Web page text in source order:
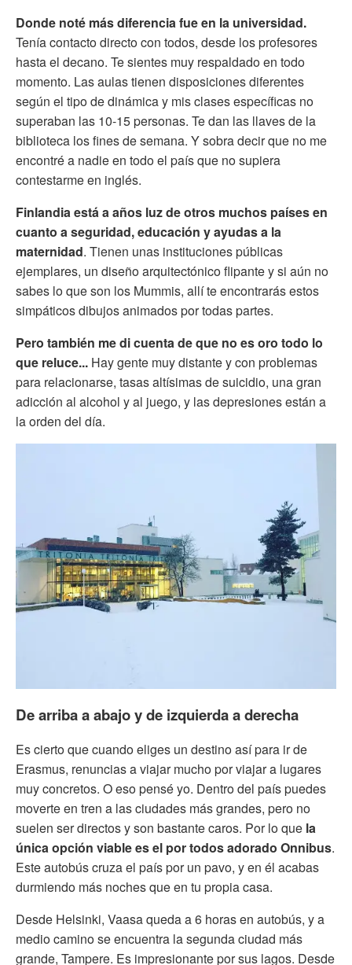
Donde noté más diferencia fue en la universidad.
Tenía contacto directo con todos, desde los profesores
hasta el decano. Te sientes muy respaldado en todo
momento. Las aulas tienen disposiciones diferentes
según el tipo de dinámica y mis clases específicas no
superaban las 10-15 personas. Te dan las llaves de la
biblioteca los fines de semana. Y sobra decir que no me
encontré a nadie en todo el país que no supiera
contestarme en inglés.
Finlandia está a años luz de otros muchos países en
cuanto a seguridad, educación y ayudas a la
maternidad. Tienen unas instituciones públicas
ejemplares, un diseño arquitectónico flipante y si aún no
sabes lo que son los Mummis, allí te encontrarás estos
simpáticos dibujos animados por todas partes.
Pero también me di cuenta de que no es oro todo lo
que reluce... Hay gente muy distante y con problemas
para relacionarse, tasas altísimas de suicidio, una gran
adicción al alcohol y al juego, y las depresiones están a
la orden del día.
De arriba a abajo y de izquierda a derecha
Es cierto que cuando eliges un destino así para ir de
Erasmus, renuncias a viajar mucho por viajar a lugares
muy concretos. O eso pensé yo. Dentro del país puedes
moverte en tren a las ciudades más grandes, pero no
suelen ser directos y son bastante caros. Por lo que la
única opción viable es el por todos adorado Onnibus.
Este autobús cruza el país por un pavo, y en él acabas
durmiendo más noches que en tu propia casa.
Desde Helsinki, Vaasa queda a 6 horas en autobús, y a
medio camino se encuentra la segunda ciudad más
grande, Tampere. Es impresionante por sus lagos. Desde